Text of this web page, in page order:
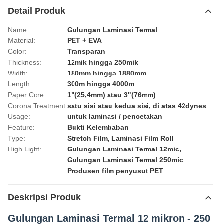
Detail Produk
Name:
Gulungan Laminasi Termal
Material:
PET + EVA
Color:
Transparan
Thickness:
12mik hingga 250mik
Width:
180mm hingga 1880mm
Length:
300m hingga 4000m
Paper Core:
1"(25,4mm) atau 3"(76mm)
Corona Treatment:satu sisi atau kedua sisi, di atas 42dynes
Usage:
untuk laminasi / pencetakan
Feature:
Bukti Kelembaban
Type:
Stretch Film, Laminasi Film Roll
High Light:
Gulungan Laminasi Termal 12mic,
Gulungan Laminasi Termal 250mic,
Produsen film penyusut PET
Deskripsi Produk
Gulungan Laminasi Termal 12 mikron - 250